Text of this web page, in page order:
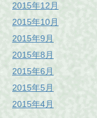
2015年12月
2015年10月
2015年9月
2015年8月
2015年6月
2015年5月
2015年4月